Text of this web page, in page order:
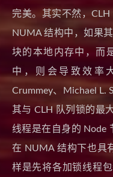
完美。其实不然，
NUMA 结构中，如果
块的本地内存中，而
中，则会导致效率
Crummey、Michael L.
其与 CLH 队列锁的最
线程是在自身的 Node
在 NUMA 结构下也具
样是先将各加锁线程